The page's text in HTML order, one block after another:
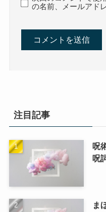
の名前、メールアド
注目記事
呪
呪
ま